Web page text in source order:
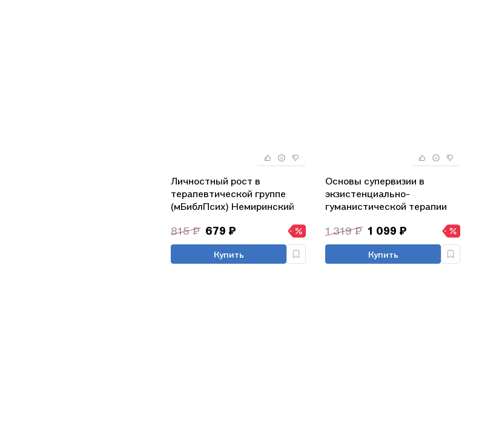
Личностный рост в
терапевтической группе
(мБиблПсих) Немиринский
815 ₽ 679 ₽
Купить
Основы супервизии в
экзистенциально-
гуманистической терапии
1 319 ₽ 1 099 ₽
Купить